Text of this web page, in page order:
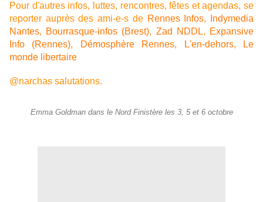
Pour d'autres infos, luttes, rencontres, fêtes et agendas, se
reporter auprès des ami-e-s de Rennes Infos,
Indymedia
Nantes, Bourrasque-infos (Brest), Zad NDDL, Expansive
Info (Rennes), Démosphère Rennes, L'en-dehors,
Le
monde libertaire
@narchas salutations.
Emma Goldman dans le Nord Finistère les 3, 5 et 6 octobre